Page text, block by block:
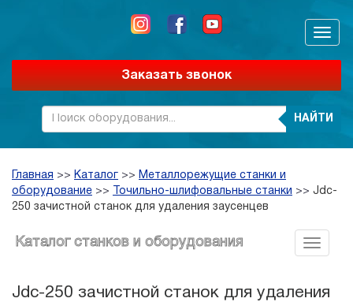
Заказать звонок
НАЙТИ
Главная >> Каталог >> Металлорежущие станки и
оборудование >> Точильно-шлифовальные станки >> Jdc-
250 зачистной станок для удаления заусенцев
Каталог станков и оборудования
Jdc-250 зачистной станок для удаления